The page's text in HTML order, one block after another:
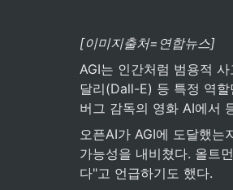
[이미지출처=연합뉴스]
AGI는 인간처럼 범용적
달리(Dall-E) 등 특정 역할
버그 감독의 영화 AI에서
오픈AI가 AGI에 도달했
가능성을 내비쳤다. 올트
다"고 언급하기도 했다.